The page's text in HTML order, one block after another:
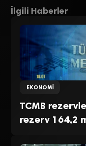
İlgili Haberler
EKONOMI
TCMB
rezerv 164,2